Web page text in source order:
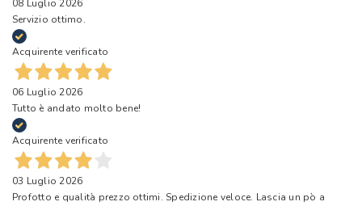
08 Luglio 2026
Servizio ottimo.
Acquirente verificato
06 Luglio 2026
Tutto è andato molto bene!
Acquirente verificato
03 Luglio 2026
Profotto e qualità prezzo ottimi. Spedizione veloce. Lascia un pò a